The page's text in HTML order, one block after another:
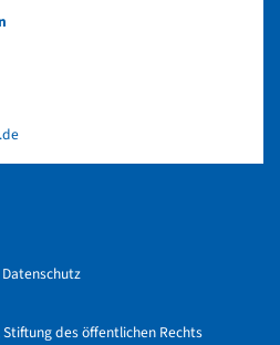
Datenschutz
des öffentlichen Rechts